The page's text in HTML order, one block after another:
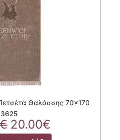
Θαλάσσης 70×170
3625
€ Original
price
20.00€
τρέχουσα